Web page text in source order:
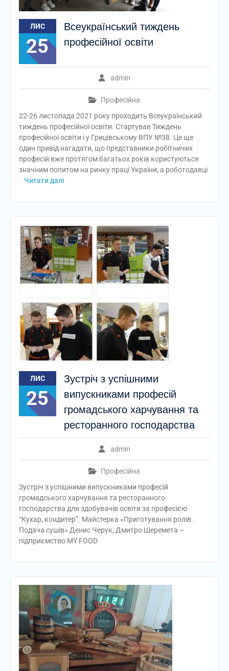
ЛИС
25
Всеукраїнський тиждень
професійної освіти
admin
Професійна
22-26 листопада 2021 року проходить Всеукраїнський
тиждень професійної освіти. Стартував Тиждень
професійної освіти і у Грицівському ВПУ №38. Це ще
один привід нагадати, що представники робітничих
професій вже протягом багатьох років користуються
значним попитом на ринку праці України, а роботодавці
Читати далі
ЛИС
25
Зустріч з успішними
випускниками професій
громадського харчування та
ресторанного господарства
admin
Професійна
Зустріч з успішними випускниками професій
громадського харчування та ресторанного
господарства для здобувачів освіти за професією
“Кухар, кондитер”. Майстерка «Приготування ролів.
Подача сушів» Денис Черук, Дмитро Шеремета –
підприємство MY FOОD